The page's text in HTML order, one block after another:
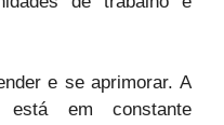
e se aprimorar. A
está em constante